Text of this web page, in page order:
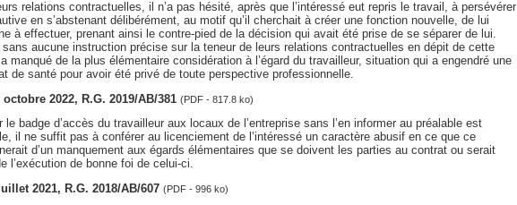
relations contractuelles, il n’a pas hésité, après que l’intéressé eut repris le travail, à persévérer
en s’abstenant délibérément, au motif qu’il cherchait à créer une fonction nouvelle, de lui
à effectuer, prenant ainsi le contre-pied de la décision qui avait été prise de se séparer de lui.
aucune instruction précise sur la teneur de leurs relations contractuelles en dépit de cette
manqué de la plus élémentaire considération à l’égard du travailleur, situation qui a engendré une
de santé pour avoir été privé de toute perspective professionnelle.
2022, R.G. 2019/AB/381 (PDF - 817.8 ko)
badge d’accès du travailleur aux locaux de l’entreprise sans l’en informer au préalable est
il ne suffit pas à conférer au licenciement de l’intéressé un caractère abusif en ce que ce
d’un manquement aux égards élémentaires que se doivent les parties au contrat ou serait
l’exécution de bonne foi de celui-ci.
2021, R.G. 2018/AB/607 (PDF - 996 ko)